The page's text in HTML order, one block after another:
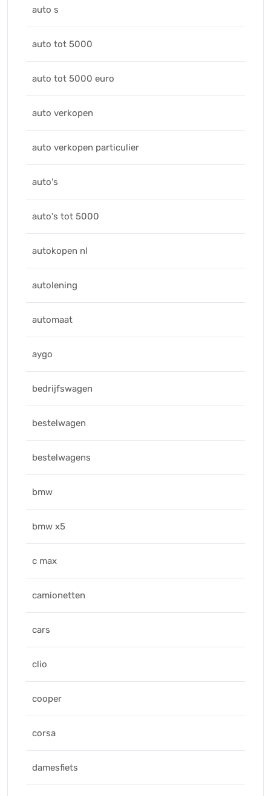
auto s
auto tot 5000
auto tot 5000 euro
auto verkopen
auto verkopen particulier
auto's
auto's tot 5000
autokopen nl
autolening
automaat
aygo
bedrijfswagen
bestelwagen
bestelwagens
bmw
bmw x5
c max
camionetten
cars
clio
cooper
corsa
damesfiets